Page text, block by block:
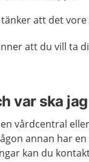
att det
att du vill ta
var ska
vårdcentral
annan har
kan du